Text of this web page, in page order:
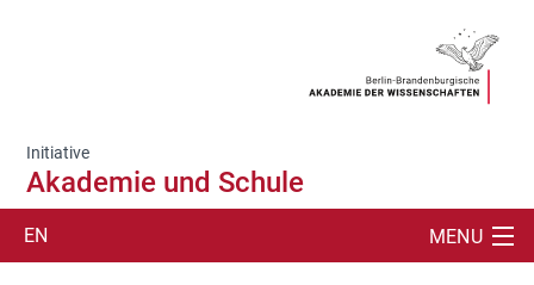
Initiative
Akademie und Schule
MENU
EN